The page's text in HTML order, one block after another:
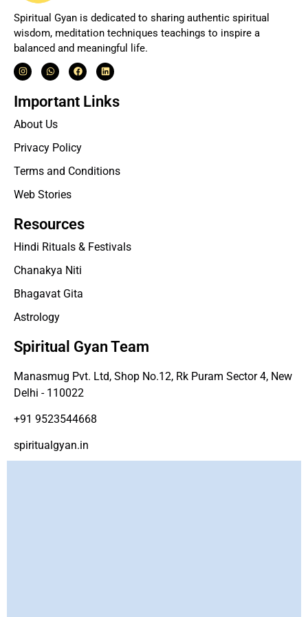
Spiritual Gyan is dedicated to sharing authentic spiritual
wisdom, meditation techniques teachings to inspire a
balanced and meaningful life.
Important Links
About Us
Privacy Policy
Terms and Conditions
Web Stories
Resources
Hindi Rituals & Festivals
Chanakya Niti
Bhagavat Gita
Astrology
Spiritual Gyan Team
Manasmug Pvt. Ltd, Shop No.12, Rk Puram Sector 4, New
Delhi - 110022
+91 9523544668
spiritualgyan.in